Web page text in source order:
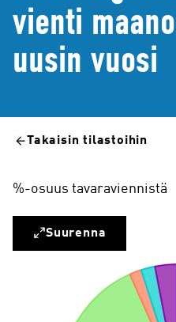
vienti
uusin vuosi
Takaisin tilastoihin
%-osuus tavaraviennistä
Suurenna